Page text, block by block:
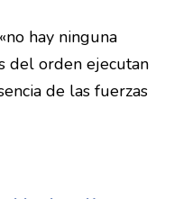
hay ninguna
del orden ejecutan
de las fuerzas